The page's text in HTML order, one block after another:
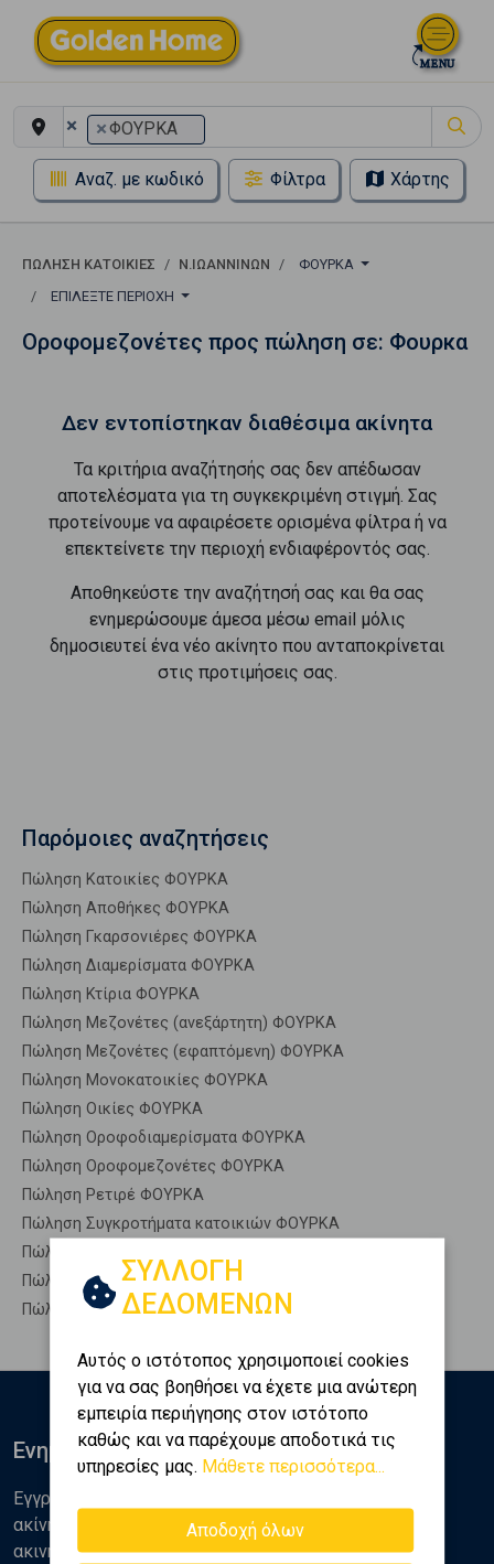
× ×ΦΟΥΡΚΑ
Αναζ. με κωδικό Φίλτρα Χάρτης
ΠΏΛΗΣΗ ΚΑΤΟΙΚΊΕΣ Ν.ΙΩΑΝΝΙΝΩΝ
ΦΟΥΡΚΑ
ΕΠΙΛΈΞΤΕ ΠΕΡΙΟΧΉ
Οροφομεζονέτες προς πώληση σε: Φουρκα
Δεν εντοπίστηκαν διαθέσιμα ακίνητα
Τα κριτήρια αναζήτησής σας δεν απέδωσαν
αποτελέσματα για τη συγκεκριμένη στιγμή. Σας
προτείνουμε να αφαιρέσετε ορισμένα φίλτρα ή να
επεκτείνετε την περιοχή ενδιαφέροντός σας.
Αποθηκεύστε την αναζήτησή σας και θα σας
ενημερώσουμε άμεσα μέσω email μόλις
δημοσιευτεί ένα νέο ακίνητο που ανταποκρίνεται
στις προτιμήσεις σας.
Παρόμοιες αναζητήσεις
Πώληση Κατοικίες ΦΟΥΡΚΑ
Πώληση Αποθήκες ΦΟΥΡΚΑ
Πώληση Γκαρσονιέρες ΦΟΥΡΚΑ
Πώληση Διαμερίσματα ΦΟΥΡΚΑ
Πώληση Κτίρια ΦΟΥΡΚΑ
Πώληση Μεζονέτες (ανεξάρτητη) ΦΟΥΡΚΑ
Πώληση Μεζονέτες (εφαπτόμενη) ΦΟΥΡΚΑ
Πώληση Μονοκατοικίες ΦΟΥΡΚΑ
Πώληση Οικίες ΦΟΥΡΚΑ
Πώληση Οροφοδιαμερίσματα ΦΟΥΡΚΑ
Πώληση Οροφομεζονέτες ΦΟΥΡΚΑ
Πώληση Ρετιρέ ΦΟΥΡΚΑ
Πώληση Συγκροτήματα κατοικιών ΦΟΥΡΚΑ
Πώληση Υπόγεια ΦΟΥΡΚΑ
Πώληση Υπόσκαφα ΦΟΥΡΚΑ
Πώληση Υπολ. υψουν ΦΟΥΡΚΑ
ΣΥΛΛΟΓΗ
ΔΕΔΟΜΕΝΩΝ
Αυτός ο ιστότοπος χρησιμοποιεί cookies
για να σας βοηθήσει να έχετε μια ανώτερη
εμπειρία περιήγησης στον ιστότοπο
καθώς και να παρέχουμε αποδοτικά τις
υπηρεσίες μας. Μάθετε περισσότερα...
Αποδοχή όλων
Ενημερωθείτε
Εγγραφείτε στο newsletter της Golden Home για νέα
ακίνητα, αναλύσεις και διάφορα θέματα της αγοράς
ακινήτων